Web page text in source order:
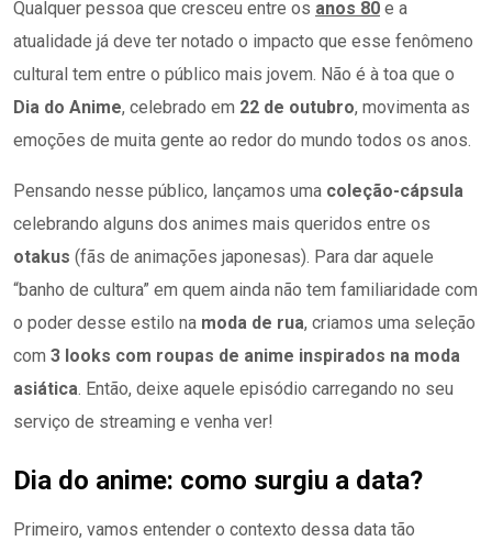
Qualquer pessoa que cresceu entre os anos 80 e a
atualidade já deve ter notado o impacto que esse fenômeno
cultural tem entre o público mais jovem. Não é à toa que o
Dia do Anime, celebrado em 22 de outubro, movimenta as
emoções de muita gente ao redor do mundo todos os anos.
Pensando nesse público, lançamos uma coleção-cápsula
celebrando alguns dos animes mais queridos entre os
otakus (fãs de animações japonesas). Para dar aquele
“banho de cultura” em quem ainda não tem familiaridade com
o poder desse estilo na moda de rua, criamos uma seleção
com 3 looks com roupas de anime inspirados na moda
asiática. Então, deixe aquele episódio carregando no seu
serviço de streaming e venha ver!
Dia do anime: como surgiu a data?
Primeiro, vamos entender o contexto dessa data tão